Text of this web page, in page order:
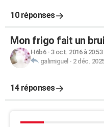
10 réponses
Mon frigo fait un
H6b6- 3 oct. 2016 à 20:53
galimiguel - 2 déc.
14 réponses